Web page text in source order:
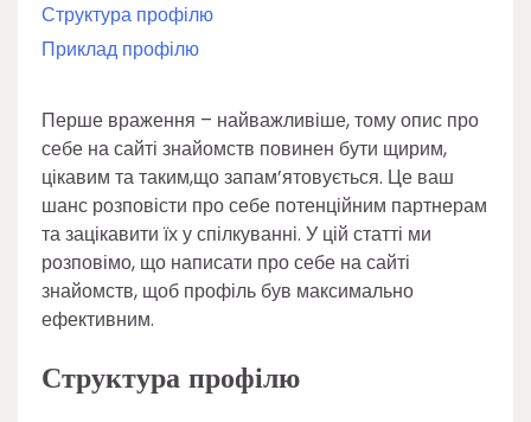
Структура профілю
Приклад профілю
Перше враження – найважливіше, тому опис про
себе на сайті знайомств повинен бути щирим,
цікавим та таким,що запам’ятовується. Це ваш
шанс розповісти про себе потенційним партнерам
та зацікавити їх у спілкуванні. У цій статті ми
розповімо, що написати про себе на сайті
знайомств, щоб профіль був максимально
ефективним.
Структура профілю